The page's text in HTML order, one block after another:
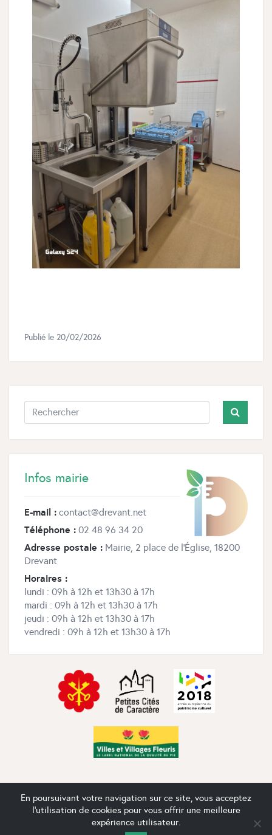
Publié le 20/02/2026
Infos mairie
E-mail : contact@drevant.net
Téléphone : 02 48 96 34 20
Adresse postale : Mairie, 2 place de l’Église, 18200
Drevant
Horaires :
lundi : 09h à 12h et 13h30 à 17h
mardi : 09h à 12h et 13h30 à 17h
jeudi : 09h à 12h et 13h30 à 17h
vendredi : 09h à 12h et 13h30 à 17h
contact@drevant.net- Drevant 2020, 2026 © Tous droits
réservés - French Pixel,
création de site à Mâcon Mentions
En poursuivant votre navigation sur ce site, vous acceptez
l'utilisation de cookies pour vous offrir une meilleure
expérience utilisateur.